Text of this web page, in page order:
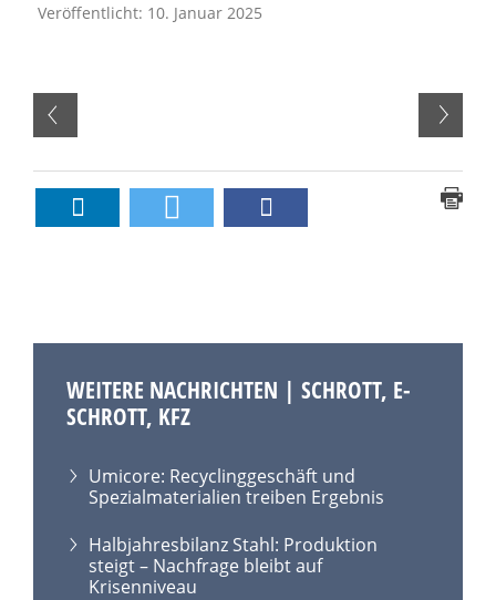
Veröffentlicht: 10. Januar 2025
WEITERE NACHRICHTEN | SCHROTT, E-
SCHROTT, KFZ
Umicore: Recyclinggeschäft und
Spezialmaterialien treiben Ergebnis
Halbjahresbilanz Stahl: Produktion
steigt – Nachfrage bleibt auf
Krisenniveau